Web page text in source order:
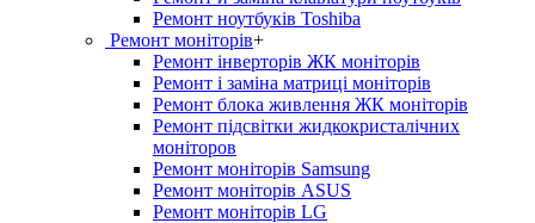
Ремонт ноутбуків Toshiba
Ремонт моніторів+
Ремонт інверторів ЖК моніторів
Ремонт і заміна матриці моніторів
Ремонт блока живлення ЖК моніторів
Ремонт підсвітки жидкокристалічних
моніторов
Ремонт моніторів Samsung
Ремонт моніторів ASUS
Ремонт моніторів LG